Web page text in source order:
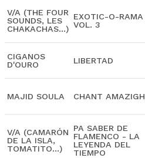
V/A (THE FOUR
SOUNDS, LES
CHAKACHAS...)
EXOTIC-O-RAMA
VOL. 3
CIGANOS
D'OURO
LIBERTAD
MAJID SOULA CHANT AMAZIGH
V/A (CAMARÓN
DE LA ISLA,
TOMATITO...)
PA SABER DE
FLAMENCO - LA
LEYENDA DEL
TIEMPO